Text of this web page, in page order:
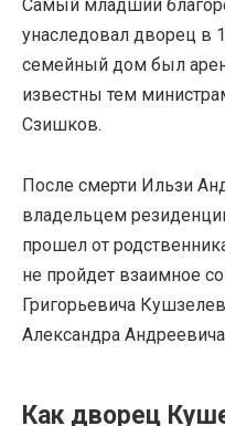
Самый младший
унаследовал дворец в
семейный дом был
известны тем
Сзишков.
После смерти Ильзи
владельцем
прошел от
не пройдет взаимное
Григорьевича
Александра
Как дворец